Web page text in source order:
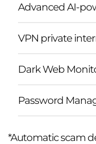
Advanced AI-
VPN private
Dark Web
Password
*Automatic scam